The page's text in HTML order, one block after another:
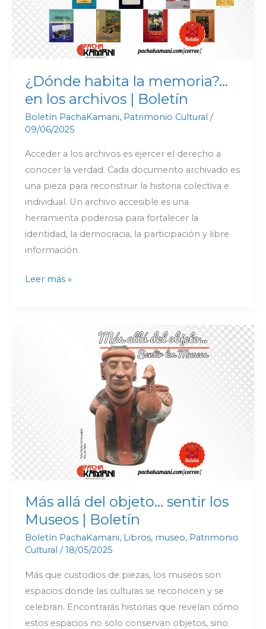
¿Dónde habita la memoria?…
en los archivos | Boletín
Boletín PachaKamani, Patrimonio Cultural /
09/06/2025
Acceder a los archivos es ejercer el derecho a
conocer la verdad. Cada documento archivado es
una pieza para reconstruir la historia colectiva e
individual. Un archivo accesible es una
herramienta poderosa para fortalecer la
identidad, la democracia, la participación y libre
información.
archivos
Boletín
Leer más »
Más allá del objeto… sentir los
Museos | Boletín
Boletín PachaKamani, Libros, museo, Patrimonio
Cultural /18/05/2025
Más que custodios de piezas, los museos son
espacios donde las culturas se reconocen y se
celebran. Encontrarás historias que revelan cómo
estos espacios no solo conservan objetos, sino